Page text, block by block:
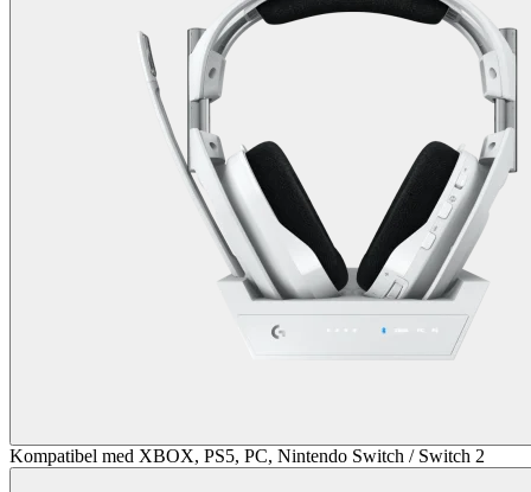
Kompatibel med XBOX, PS5, PC, Nintendo Switch / Switch 2